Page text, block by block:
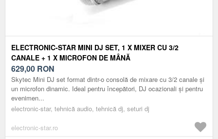
ELECTRONIC-STAR MINI DJ SET, 1 X MIXER CU 3/2
CANALE + 1 X MICROFON DE MÂNĂ
629,00 RON
Skytec Mini DJ set format dintr-o consolă de mixare cu 3/2 canale și
un microfon dinamic. Ideal pentru începători, DJ ocazionali și pentru
evenimen...
electronic-star, tehnică audio, tehnică dj, seturi dj
electronic-star.ro